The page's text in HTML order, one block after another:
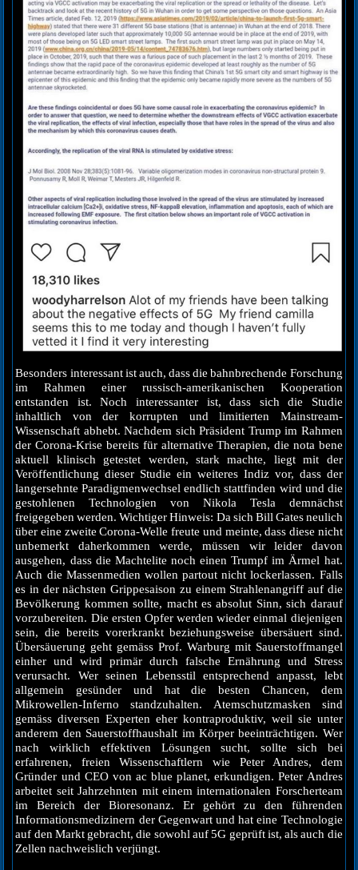
Besonders interessant ist auch, dass die bahnbrechende Forschung
im Rahmen einer russisch-amerikanischen Kooperation
entstanden ist. Noch interessanter ist, dass sich die Studie
inhaltlich von der korrupten und limitierten Mainstream-
Wissenschaft abhebt. Nachdem sich Präsident Trump im Rahmen
der Corona-Krise bereits für alternative Therapien, die nota bene
aktuell klinisch getestet werden, stark machte, liegt mit der
Veröffentlichung dieser Studie ein weiteres Indiz vor, dass der
langersehnte Paradigmenwechsel endlich stattfinden wird und die
gestohlenen Technologien von Nikola Tesla demnächst
freigegeben werden. Wichtiger Hinweis: Da sich Bill Gates neulich
über eine zweite Corona-Welle freute und meinte, dass diese nicht
unbemerkt daherkommen werde, müssen wir leider davon
ausgehen, dass die Machtelite noch einen Trumpf im Ärmel hat.
Auch die Massenmedien wollen partout nicht lockerlassen. Falls
es in der nächsten Grippesaison zu einem Strahlenangriff auf die
Bevölkerung kommen sollte, macht es absolut Sinn, sich darauf
vorzubereiten. Die ersten Opfer werden wieder einmal diejenigen
sein, die bereits vorerkrankt beziehungsweise übersäuert sind.
Übersäuerung geht gemäss Prof. Warburg mit Sauerstoffmangel
einher und wird primär durch falsche Ernährung und Stress
verursacht. Wer seinen Lebensstil entsprechend anpasst, lebt
allgemein gesünder und hat die besten Chancen, dem
Mikrowellen-Inferno standzuhalten. Atemschutzmasken sind
gemäss diversen Experten eher kontraproduktiv, weil sie unter
anderem den Sauerstoffhaushalt im Körper beeinträchtigen. Wer
nach wirklich effektiven Lösungen sucht, sollte sich bei
erfahrenen, freien Wissenschaftlern wie Peter Andres, dem
Gründer und CEO von ac blue planet, erkundigen. Peter Andres
arbeitet seit Jahrzehnten mit einem internationalen Forscherteam
im Bereich der Bioresonanz. Er gehört zu den führenden
Informationsmedizinern der Gegenwart und hat eine Technologie
auf den Markt gebracht, die sowohl auf 5G geprüft ist, als auch die
Zellen nachweislich verjüngt.